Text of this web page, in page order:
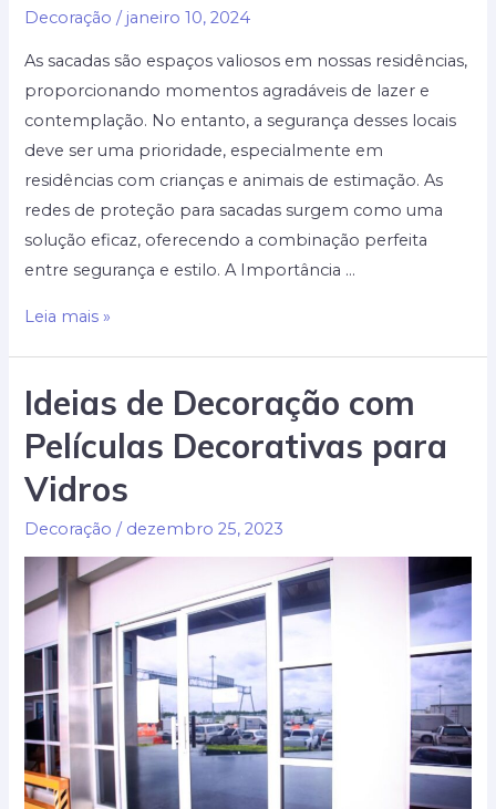
Decoração / janeiro 10, 2024
As sacadas são espaços valiosos em nossas residências,
proporcionando momentos agradáveis de lazer e
contemplação. No entanto, a segurança desses locais
deve ser uma prioridade, especialmente em
residências com crianças e animais de estimação. As
redes de proteção para sacadas surgem como uma
solução eficaz, oferecendo a combinação perfeita
entre segurança e estilo. A Importância …
Redes
para
Sacadas:
Segurança
e
Estilo
Leia mais »
Ideias de Decoração com
Películas Decorativas para
Vidros
Decoração / dezembro 25, 2023